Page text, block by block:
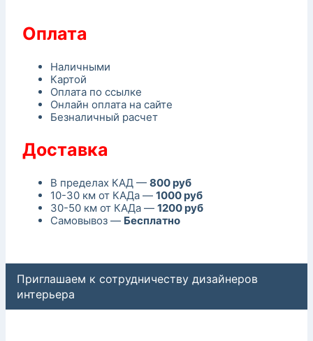
Оплата
Наличными
Картой
Оплата по ссылке
Онлайн оплата на сайте
Безналичный расчет
Доставка
В пределах КАД — 800 руб
10-30 км от КАДа — 1000 руб
30-50 км от КАДа — 1200 руб
Самовывоз — Бесплатно
Приглашаем к сотрудничеству дизайнеров
интерьера